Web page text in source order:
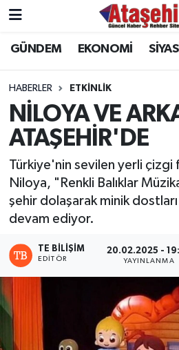
GÜNDEM EKONOMİ SİYASİ
HABERLER ETKİNLİK
NİLOYA VE
ATAŞEHİR'DE
Türkiye'nin sevilen yerli çizgi
Niloya, "Renkli Balıklar
şehir dolaşarak minik
devam ediyor.
TE BILIŞIM
EDITÖR
20.02.2025 -
YAYINLANMA
Hava Durumu
Trafik Durumu
Süper Lig Puan Durumu
Tüm Manşetler
Son Dakika Haberleri
Haber Arşivi